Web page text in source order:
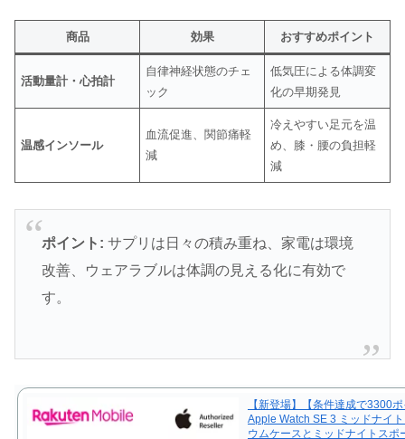
商品 効果 おすすめポイント
活動量計・心拍計
自律神経状態のチェ
ック
低気圧による体調変
化の早期発見
温感インソール
血流促進、関節痛軽
減
冷えやすい足元を温
め、膝・腰の負担軽
減
ポイント: サプリは日々の積み重ね、家電は環境
改善、ウェアラブルは体調の見える化に有効で
す。
【新登場】【条件達成で3300
Apple Watch SE 3 ミッドナイ
ウムケースとミッドナイトスポ